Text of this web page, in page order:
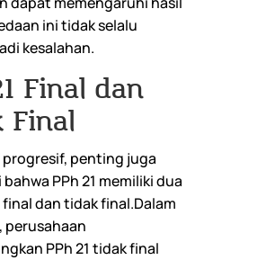
ini tidak selalu
kesalahan.
Final dan
Final
penting juga
PPh 21 memiliki dua
dan tidak final.Dalam
perusahaan
PPh 21 tidak final